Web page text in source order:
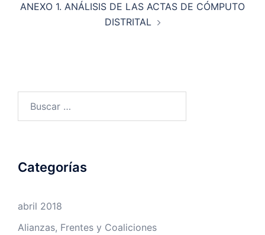
ANEXO 1. ANÁLISIS DE LAS ACTAS DE CÓMPUTO
DISTRITAL
Categorías
abril 2018
Alianzas, Frentes y Coaliciones